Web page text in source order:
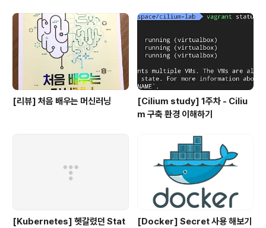
[리뷰] 처음 배우는 머신러닝
[Cilium study] 1주차 - Ciliu
m 구축 환경 이해하기
[Kubernetes] 헷갈렸던 Stat
[Docker] Secret 사용 해보기